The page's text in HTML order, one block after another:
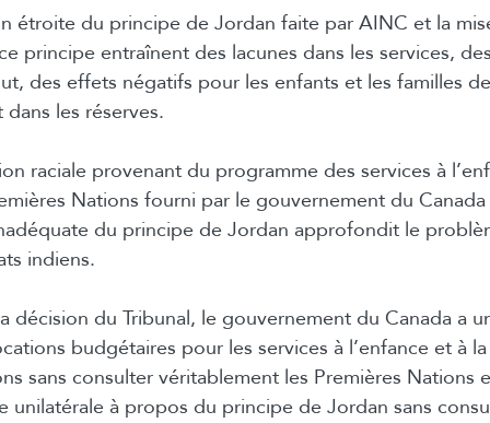
étroite du principe de Jordan faite par AINC et la
principe entraînent des lacunes dans les services,
des effets négatifs pour les enfants et les familles
les réserves.
raciale provenant du programme des services à
Nations fourni par le gouvernement du
du principe de Jordan approfondit le
indiens.
décision du Tribunal, le gouvernement du Canada a
budgétaires pour les services à l’enfance et à
sans consulter véritablement les Premières Nations
unilatérale à propos du principe de Jordan sans